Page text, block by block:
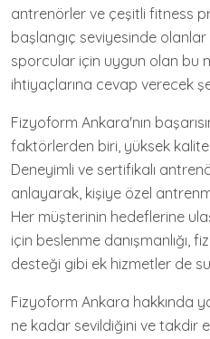
antrenörler ve çeşitli fitness
başlangıç seviyesinde
sporcular için uygun olan bu
ihtiyaçlarına cevap verecek
Fizyoform Ankara'nın
faktörlerden biri, yüksek
Deneyimli ve sertifikalı
anlayarak, kişiye özel
Her müşterinin hedeflerine
için beslenme danışmanlığı,
desteği gibi ek hizmetler de
Fizyoform Ankara hakkında
ne kadar sevildiğini ve takdir